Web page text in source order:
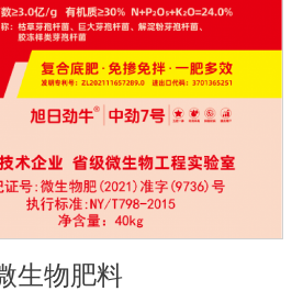
效性强，难以在土壤中长期存留，
，避免肥料流失即降低施肥的经济
高效的目的。3．尽量单用或与非碱
蔬菜出现缺素症或根系生长不良
施水溶肥的方法加以缓解。在此提
尽量单独施用或与非碱性的农药混
应产生沉淀，造成叶片肥害或药
生物肥料